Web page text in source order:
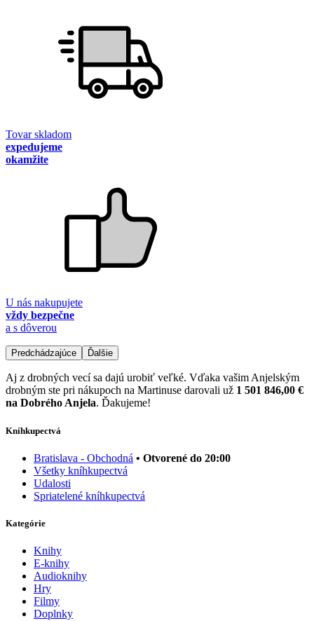
Tovar skladom
expedujeme
okamžite
U nás nakupujete
vždy bezpečne
a s dôverou
Predchádzajúce Ďalšie
Aj z drobných vecí sa dajú urobiť veľké. Vďaka vašim Anjelským
drobným ste pri nákupoch na Martinuse darovali už 1 501 846,00 €
na Dobrého Anjela. Ďakujeme!
Kníhkupectvá
Bratislava - Obchodná • Otvorené do 20:00
Všetky kníhkupectvá
Udalosti
Spriatelené kníhkupectvá
Kategórie
Knihy
E-knihy
Audioknihy
Hry
Filmy
Doplnky